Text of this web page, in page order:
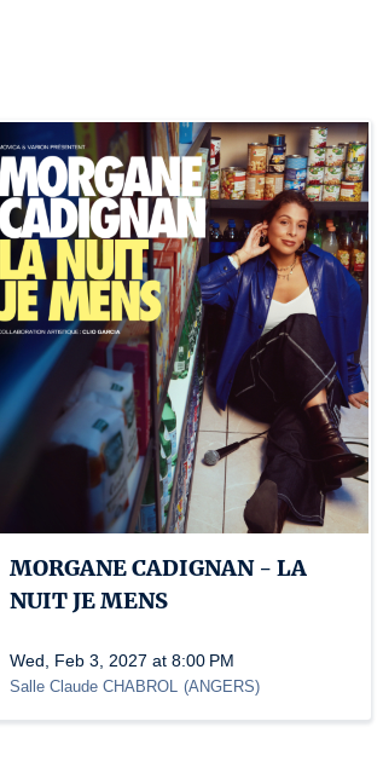
MORGANE CADIGNAN - LA
NUIT JE MENS
Wed, Feb 3, 2027 at 8:00 PM
Salle Claude CHABROL (ANGERS)